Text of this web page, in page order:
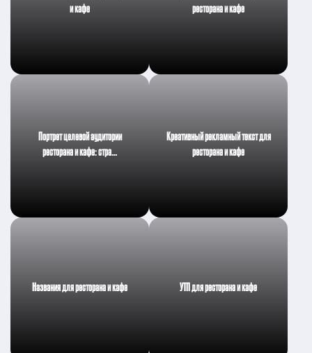
и кафе
ресторана и кафе
Портрет целевой аудитории
ресторана и кафе: стра…
Креативный рекламный текст для
ресторана и кафе
Названия для ресторана и кафе УТП для ресторана и кафе